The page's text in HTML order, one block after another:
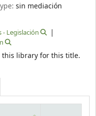
sin mediación
Legislación
this library for this title.